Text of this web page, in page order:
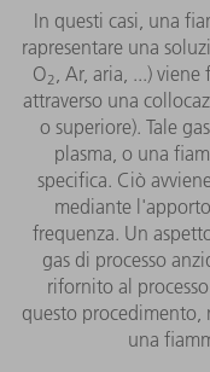
In questi casi, una
rapresentare una
O2, Ar, aria, ...) viene
attraverso una
o superiore). Tale
plasma, o una
specifica. Ciò
mediante
frequenza. Un
gas di processo
rifornito al
questo procedimento,
una